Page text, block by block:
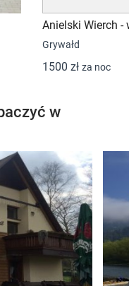
Anielski Wierch
Grywałd
1500 zł za noc
w